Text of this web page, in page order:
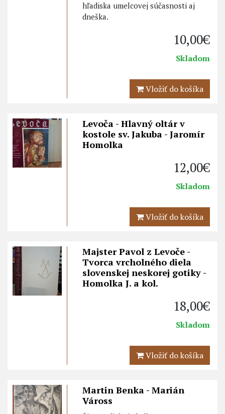
hľadiska umelcovej súčasnosti aj
dneška.
10,00€
Skladom
Vložiť do košíka
Levoča - Hlavný oltár v
kostole sv. Jakuba - Jaromír
Homolka
12,00€
Skladom
Vložiť do košíka
Majster Pavol z Levoče -
Tvorca vrcholného diela
slovenskej neskorej gotiky -
Homolka J. a kol.
18,00€
Skladom
Vložiť do košíka
Martin Benka - Marián
Váross